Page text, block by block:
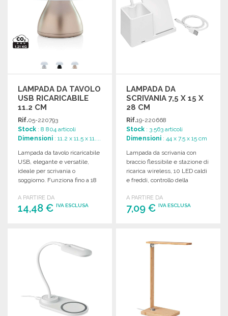
LAMPADA DA TAVOLO
USB RICARICABILE
11.2 CM
Rif.05-220793
Stock : 8 804 articoli
Dimensioni : 11.2 x 11.5 x 11....
Lampada da tavolo ricaricabile
USB, elegante e versatile,
ideale per scrivania o
soggiorno. Funziona fino a 18
A PARTIRE DA
14,48 € IVA ESCLUSA
Richiedi un preventivo
LAMPADA DA
SCRIVANIA 7,5 X 15 X
28 CM
Rif.19-220668
Stock : 3 563 articoli
Dimensioni : 44 x 7.5 x 15 cm
Lampada da scrivania con
braccio flessibile e stazione di
ricarica wireless, 10 LED caldi
e freddi, controllo della
A PARTIRE DA
7,09 €IVA ESCLUSA
Richiedi un preventivo